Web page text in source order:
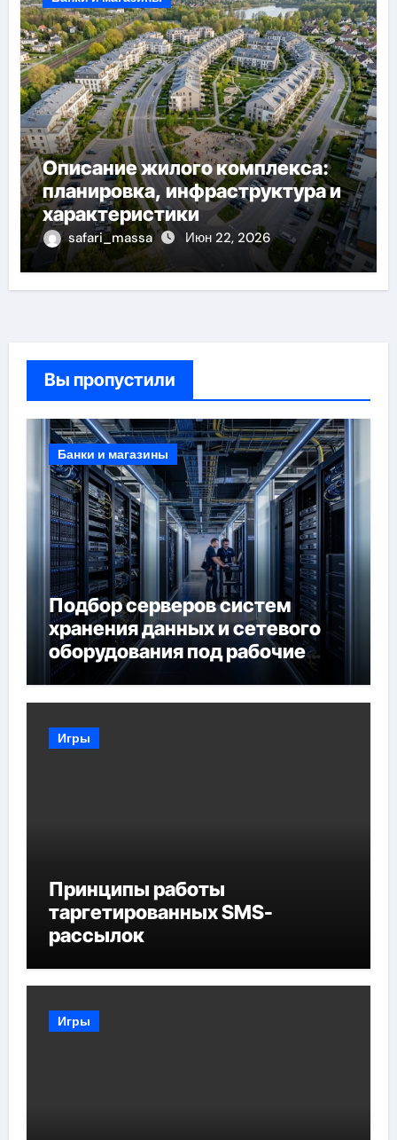
Описание жилого комплекса:
планировка, инфраструктура и
характеристики
safari_massa Июн 22, 2026
Вы пропустили
Банки и магазины
Подбор серверов систем
хранения данных и сетевого
оборудования под рабочие
задачи
Игры
Принципы работы
таргетированных SMS-
рассылок
Игры